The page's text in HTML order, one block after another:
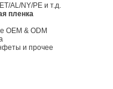
AL/NY/PE и т.д.
пленка
OEM & ODM
и прочее